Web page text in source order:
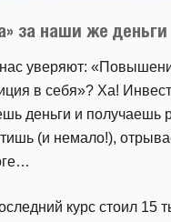
за наши же деньги
уверяют:
в себя»? Ха!
деньги и получаешь
(и немало!),
курс стоил 15